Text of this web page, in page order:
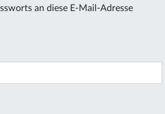
an diese E-Mail-Adresse